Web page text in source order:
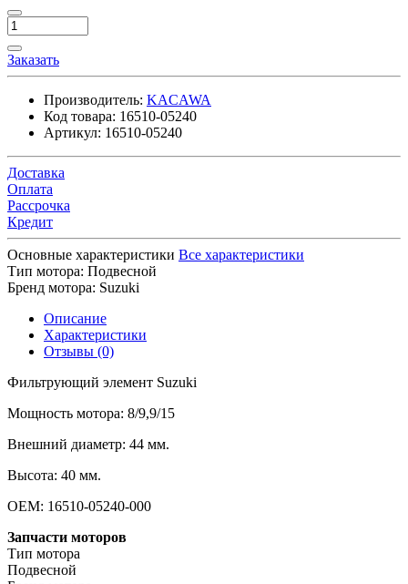
Заказать
Производитель: KACAWA
Код товара: 16510-05240
Артикул: 16510-05240
Доставка
Оплата
Рассрочка
Кредит
Основные характеристики Все характеристики
Тип мотора: Подвесной
Бренд мотора: Suzuki
Описание
Характеристики
Отзывы (0)
Фильтрующий элемент Suzuki
Мощность мотора: 8/9,9/15
Внешний диаметр: 44 мм.
Высота: 40 мм.
OEM: 16510-05240-000
Запчасти моторов
Тип мотора
Подвесной